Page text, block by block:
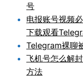
号
电报账号视频
下载观看
Telegram裸聊
飞机号怎么解
方法